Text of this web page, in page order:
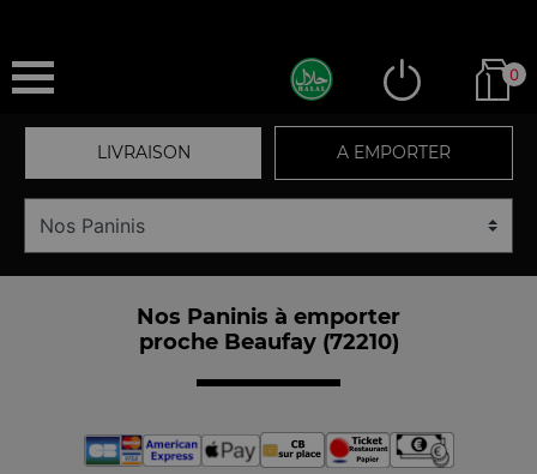
0
LIVRAISON A EMPORTER
Nos Paninis à emporter
proche Beaufay (72210)